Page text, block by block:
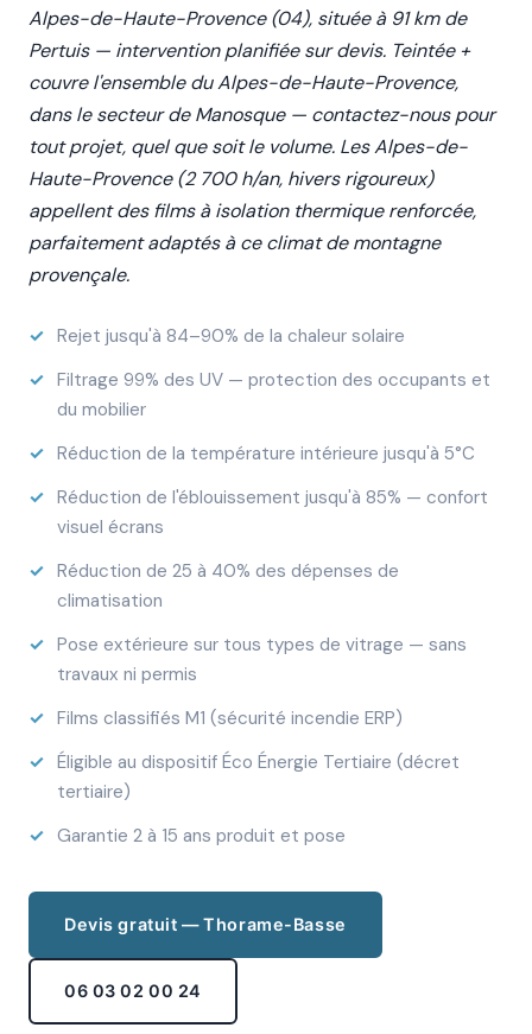
Alpes-de-Haute-Provence (04), située à 91 km de
Pertuis — intervention planifiée sur devis. Teintée +
couvre l'ensemble du Alpes-de-Haute-Provence,
dans le secteur de Manosque — contactez-nous pour
tout projet, quel que soit le volume. Les Alpes-de-
Haute-Provence (2 700 h/an, hivers rigoureux)
appellent des films à isolation thermique renforcée,
parfaitement adaptés à ce climat de montagne
provençale.
Rejet jusqu'à 84–90% de la chaleur solaire
Filtrage 99% des UV — protection des occupants et
du mobilier
Réduction de la température intérieure jusqu'à 5°C
Réduction de l'éblouissement jusqu'à 85% — confort
visuel écrans
Réduction de 25 à 40% des dépenses de
climatisation
Pose extérieure sur tous types de vitrage — sans
travaux ni permis
Films classifiés M1 (sécurité incendie ERP)
Éligible au dispositif Éco Énergie Tertiaire (décret
tertiaire)
Garantie 2 à 15 ans produit et pose
Devis gratuit — Thorame-Basse
06 03 02 00 24